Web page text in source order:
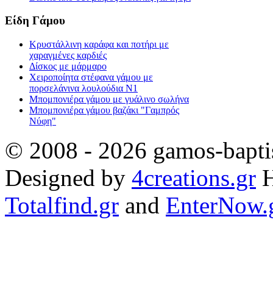
Είδη Γάμου
Κρυστάλλινη καράφα και ποτήρι με
χαραγμένες καρδιές
Δίσκος με μάρμαρο
Χειροποίητα στέφανα γάμου με
πορσελάνινα λουλούδια Ν1
Μπομπονιέρα γάμου με γυάλινο σωλήνα
Μπομπονιέρα γάμου βαζάκι "Γαμπρός
Νύφη"
© 2008 - 2026 gamos-
Designed by 4creations.gr
Totalfind.gr and